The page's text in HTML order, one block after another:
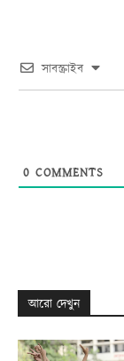
সাবস্ক্রাইব
0 COMMENTS
আরো দেখুন